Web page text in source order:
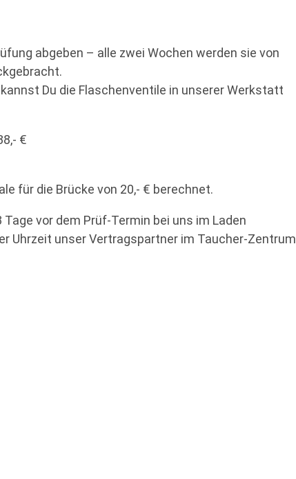
abgeben – alle zwei Wochen werden sie von
Du die Flaschenventile in unserer Werkstatt
€
für die Brücke von 20,- € berechnet.
vor dem Prüf-Termin bei uns im Laden
Uhrzeit unser Vertragspartner im Taucher-Zentrum